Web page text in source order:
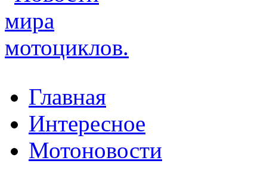
Главная
Интересное
Мотоновости